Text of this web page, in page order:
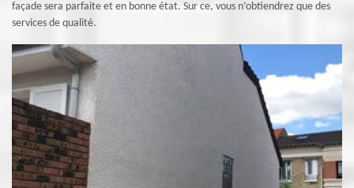
façade sera parfaite et en bonne état. Sur ce, vous n’obtiendrez que des
services de qualité.